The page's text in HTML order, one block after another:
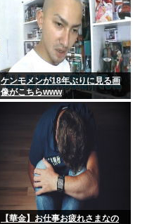
ケンモメンが18年ぶりに見る画
像がこちらwww
【華金】お仕事お疲れさまなの